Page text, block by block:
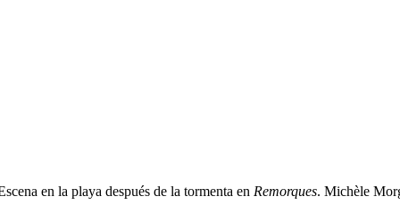
en la playa después de la tormenta en Remorques. Michèle